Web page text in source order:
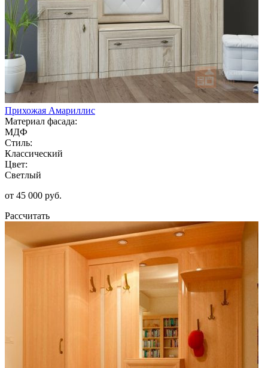
Прихожая Амариллис
Материал фасада:
МДФ
Стиль:
Классический
Цвет:
Светлый
от 45 000 руб.
Рассчитать